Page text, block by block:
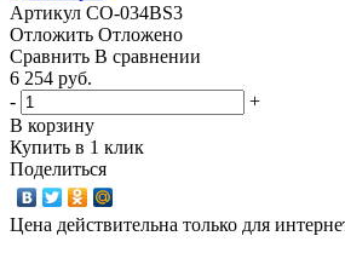
Артикул CO-034BS3
Отложить Отложено
Сравнить В сравнении
6 254 руб.
-
+
В корзину
Купить в 1 клик
Поделиться
Цена действительна только для